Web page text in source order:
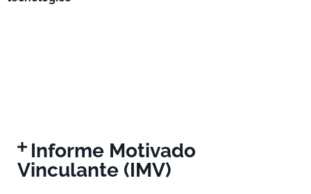
Informe Motivado
Vinculante (IMV)